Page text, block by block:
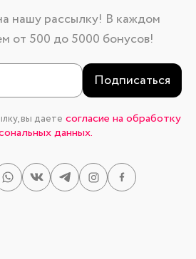
нашу рассылку! В каждом
от 500 до 5000 бонусов!
Подписаться
вы даете согласие на обработку
данных.